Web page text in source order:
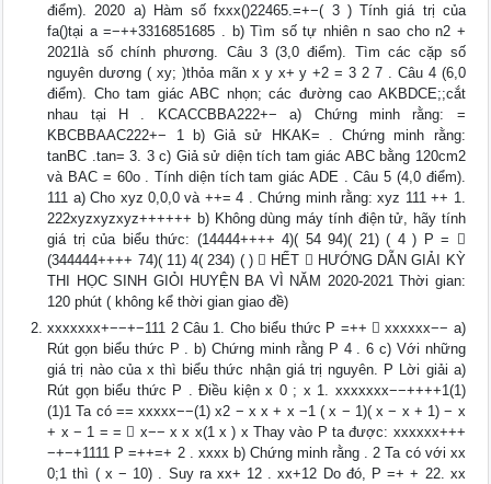
điểm). 2020 a) Hàm số fxxx()22465.=+−( 3 ) Tính giá trị của
fa()tại a =−++3316851685 . b) Tìm số tự nhiên n sao cho n2 +
2021là số chính phương. Câu 3 (3,0 điểm). Tìm các cặp số
nguyên dương ( xy; )thỏa mãn x y x+ y +2 = 3 2 7 . Câu 4 (6,0
điểm). Cho tam giác ABC nhọn; các đường cao AKBDCE;;cắt
nhau tại H . KCACCBBA222+− a) Chứng minh rằng: =
KBCBBAAC222+− 1 b) Giả sử HKAK= . Chứng minh rằng:
tanBC .tan= 3. 3 c) Giả sử diện tích tam giác ABC bằng 120cm2
và BAC = 60o . Tính diện tích tam giác ADE . Câu 5 (4,0 điểm).
111 a) Cho xyz 0,0,0 và ++= 4 . Chứng minh rằng: xyz 111 ++ 1.
222xyzxyzxyz++++++ b) Không dùng máy tính điện tử, hãy tính
giá trị của biểu thức: (14444++++ 4)( 54 94)( 21) ( 4 ) P = 
(344444++++ 74)( 11) 4( 234) ( )  HẾT  HƯỚNG DẪN GIẢI KỲ
THI HỌC SINH GIỎI HUYỆN BA VÌ NĂM 2020-2021 Thời gian:
120 phút ( không kể thời gian giao đề)
xxxxxxx+−−+−111 2 Câu 1. Cho biểu thức P =++  xxxxxx−− a)
Rút gọn biểu thức P . b) Chứng minh rằng P 4 . 6 c) Với những
giá trị nào của x thì biểu thức nhận giá trị nguyên. P Lời giải a)
Rút gọn biểu thức P . Điều kiện x 0 ; x 1. xxxxxxx−−++++1(1)
(1)1 Ta có == xxxxx−−(1) x2 − x x + x −1 ( x − 1)( x − x + 1) − x
+ x − 1 = =  x−− x x x(1 x ) x Thay vào P ta được: xxxxxx+++
−+−+1111 P =++=+ 2 . xxxx b) Chứng minh rằng . 2 Ta có với xx
0;1 thì ( x − 10) . Suy ra xx+ 12 . xx+12 Do đó, P =+ + 22. xx